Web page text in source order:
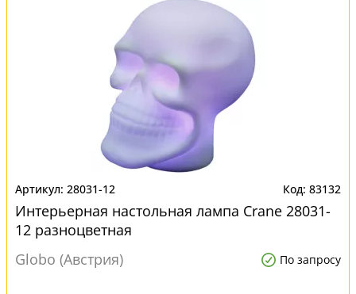
28031-12 83132
Интерьерная настольная лампа Crane 28031-
12 разноцветная
Globo (Австрия)
По запросу